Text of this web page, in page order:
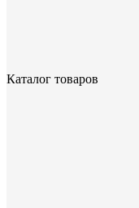
Каталог товаров